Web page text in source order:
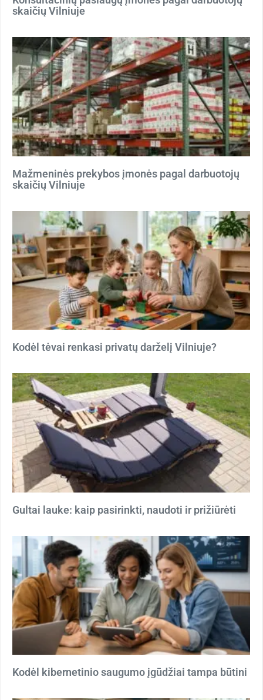
skaičių Vilniuje
Mažmeninės prekybos įmonės pagal darbuotojų
skaičių Vilniuje
Kodėl tėvai renkasi privatų darželį Vilniuje?
Gultai lauke: kaip pasirinkti, naudoti ir prižiūrėti
Kodėl kibernetinio saugumo įgūdžiai tampa būtini